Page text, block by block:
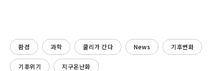
환경 과학 쿨리가 간다 News 기후변화
기후위기 지구온난화